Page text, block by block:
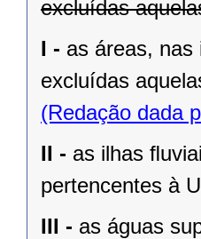
excluídas
I - as áreas, nas
excluídas
(Redação dada
II - as ilhas
pertencentes à
III - as águas